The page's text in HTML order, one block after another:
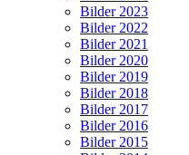
Bilder 2023
Bilder 2022
Bilder 2021
Bilder 2020
Bilder 2019
Bilder 2018
Bilder 2017
Bilder 2016
Bilder 2015